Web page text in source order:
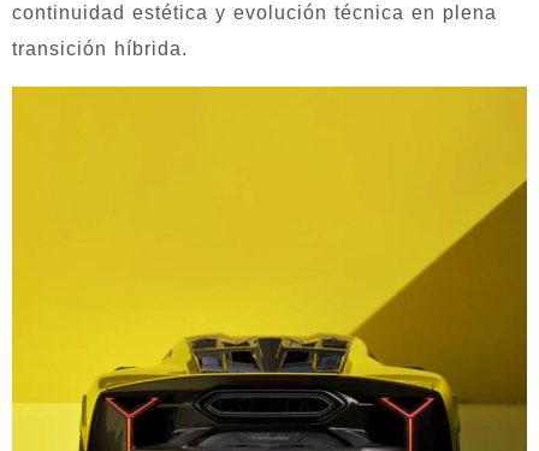
continuidad estética y evolución técnica en plena
transición híbrida.